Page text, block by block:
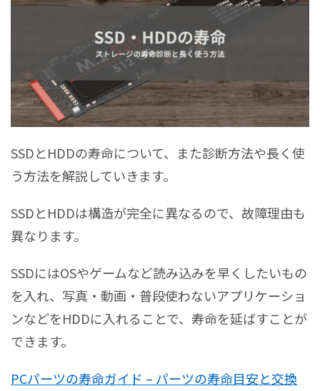
SSDとHDDの寿命について、また診断方法や長く使
う方法を解説していきます。
SSDとHDDは構造が完全に異なるので、故障理由も
異なります。
SSDにはOSやゲームなど読み込みを早くしたいもの
を入れ、写真・動画・普段使わないアプリケーショ
ンなどをHDDに入れることで、寿命を延ばすことが
できます。
PCパーツの寿命ガイド – パーツの寿命目安と交換